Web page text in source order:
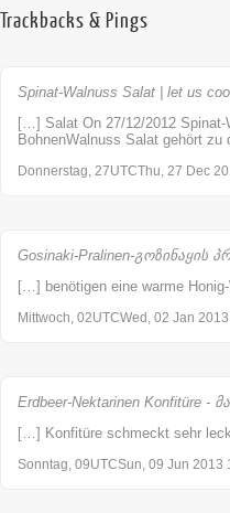
Trackbacks & Pings
Spinat-Walnuss Salat | let us
[…] Salat On 27/12/2012 Spinat-
BohnenWalnuss Salat gehört
Donnerstag, 27UTCThu, 27 Dec
Gosinaki-Pralinen-გოზინაყის
[…] benötigen eine warme
Mittwoch, 02UTCWed, 02 Jan
Erdbeer-Nektarinen Konfitüre -
[…] Konfitüre schmeckt sehr
Sonntag, 09UTCSun, 09 Jun 2013